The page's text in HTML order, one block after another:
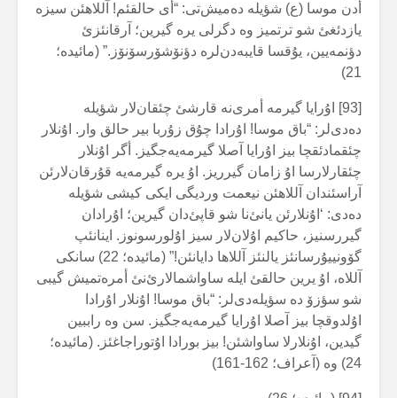
أدن موسا (ع) شؤیلە دەمیش‌تی: “أی حالقئم! آللاهئن سیزە
یازدئغئ شو ترتمیز وە دگرلی یرە گیرین؛ آرقانئزئ
دؤنمەیین، یۇقسا قایبەدن‌لرە دؤنۆشۆرسۆنۆز.” (مائیدە؛
21)
[93] اۇرایا گیرمە أمری‌نە قارشئ چئقان‌لار شؤیلە
دەدی‌لر: “باق موسا! اۇرادا چۇق زۇربا بیر حالق وار. اۇنلار
چئقمادئقچا بیز اۇرایا آصلا گیرمەیەجگیز. أگر اۇنلار
چئقارلارسا اۇ زامان گیرریز. اۇ یرە گیرمەیە قۇرقان‌لارئن
آراسئندان آللاهئن نیعمت وردیگی ایکی کیشی شؤیلە
دەدی: ‘اۇنلارئن یانئ‌نا شو قاپئ‌دان گیرین؛ اۇرادان
گیررسنیز، حاکیم اۇلان‌لار سیز اۇلورسونوز. اینانئپ
گۆونییۇرسانئز یالنئز آللاها دایانئن!” (مائیدە؛ 22) سانکی
آللاە، اۇ یرین حالقئ ایلە ساواشمالارئ‌نئ أمرەتمیش گیبی
شو سؤزۆ دە سؤیلەدی‌لر: “باق موسا! اۇنلار اۇرادا
اۇلدوقچا بیز آصلا اۇرایا گیرمەیەجگیز. سن وە راببین
گیدین، اۇنلارلا ساواشئن! بیز بورادا اۇتوراجاغئز. (مائیدە؛
24) وە (آعراف؛ 162-161)